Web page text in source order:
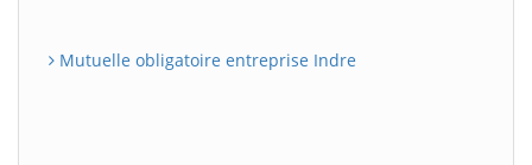
Mutuelle obligatoire entreprise Indre